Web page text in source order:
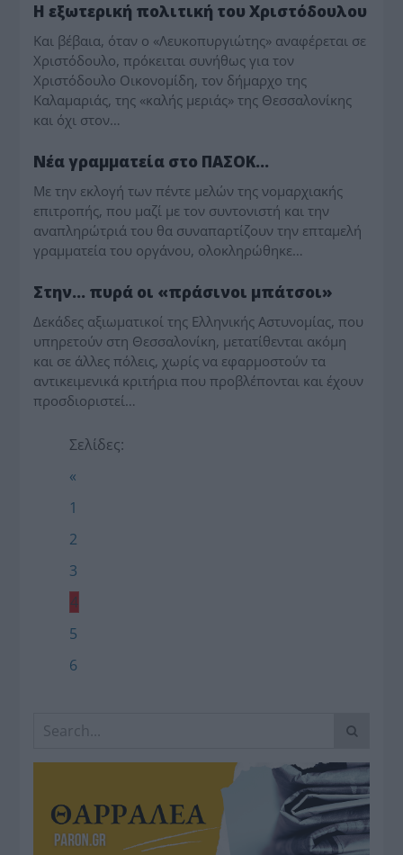
Η εξωτερική πολιτική του Χριστόδουλου
Και βέβαια, όταν ο «Λευκοπυργιώτης» αναφέρεται σε
Χριστόδουλο, πρόκειται συνήθως για τον
Χριστόδουλο Οικονομίδη, τον δήμαρχο της
Καλαμαριάς, της «καλής μεριάς» της Θεσσαλονίκης
και όχι στον…
Νέα γραμματεία στο ΠΑΣΟΚ…
Με την εκλογή των πέντε μελών της νομαρχιακής
επιτροπής, που μαζί με τον συντονιστή και την
αναπληρώτριά του θα συναπαρτίζουν την επταμελή
γραμματεία του οργάνου, ολοκληρώθηκε…
Στην… πυρά οι «πράσινοι μπάτσοι»
Δεκάδες αξιωματικοί της Ελληνικής Αστυνομίας, που
υπηρετούν στη Θεσσαλονίκη, μετατίθενται ακόμη
και σε άλλες πόλεις, χωρίς να εφαρμοστούν τα
αντικειμενικά κριτήρια που προβλέπονται και έχουν
προσδιοριστεί…
Σελίδες:
«
1
2
3
4
5
6